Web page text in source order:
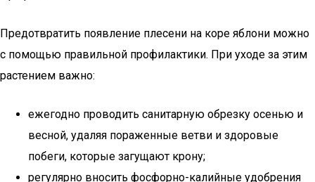
Предотвратить появление плесени на коре яблони можно
с помощью правильной профилактики. При уходе за этим
растением важно:
ежегодно проводить санитарную обрезку осенью и
весной, удаляя пораженные ветви и здоровые
побеги, которые загущают крону;
регулярно вносить фосфорно-калийные удобрения